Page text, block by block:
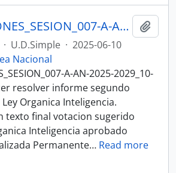
004_VOTACIONES_SESION_007-A-AN-2025-2029_10-06-25SESION DE PLENO N 007 A ASAMBLEA NACIONAL 2025-2027
· U.D.Simple · 2025-06-10
Nacional
A-AN-2025-2029_10-
resolver informe segundo
Organica Inteligencia.
texto final votacion sugerido
Inteligencia aprobado
Permanente… Read more